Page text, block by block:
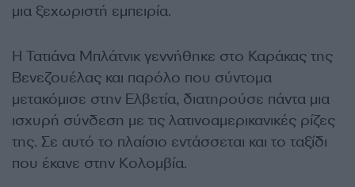
μια ξεχωριστή εμπειρία.
Η Τατιάνα Μπλάτνικ γεννήθηκε στο Καράκας της
Βενεζουέλας και παρόλο που σύντομα
μετακόμισε στην Ελβετία, διατηρούσε πάντα μια
ισχυρή σύνδεση με τις λατινοαμερικανικές ρίζες
της. Σε αυτό το πλαίσιο εντάσσεται και το ταξίδι
που έκανε στην Κολομβία.